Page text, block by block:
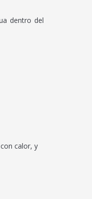
dentro del
calor, y